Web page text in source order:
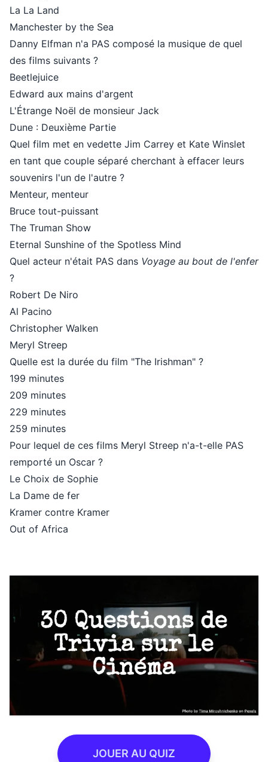
La La Land
Manchester by the Sea
Danny Elfman n'a PAS composé la musique de quel
des films suivants ?
Beetlejuice
Edward aux mains d'argent
L'Étrange Noël de monsieur Jack
Dune : Deuxième Partie
Quel film met en vedette Jim Carrey et Kate Winslet
en tant que couple séparé cherchant à effacer leurs
souvenirs l'un de l'autre ?
Menteur, menteur
Bruce tout-puissant
The Truman Show
Eternal Sunshine of the Spotless Mind
Quel acteur n'était PAS dans Voyage au bout de l'enfer
?
Robert De Niro
Al Pacino
Christopher Walken
Meryl Streep
Quelle est la durée du film "The Irishman" ?
199 minutes
209 minutes
229 minutes
259 minutes
Pour lequel de ces films Meryl Streep n'a-t-elle PAS
remporté un Oscar ?
Le Choix de Sophie
La Dame de fer
Kramer contre Kramer
Out of Africa
JOUER AU QUIZ